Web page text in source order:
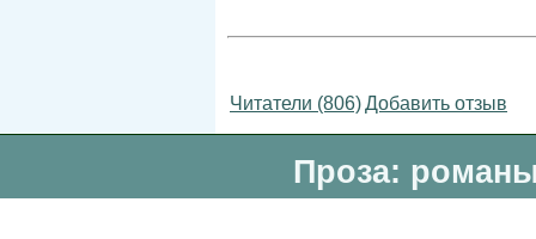
Читатели (806)Добавить отзыв
Проза: